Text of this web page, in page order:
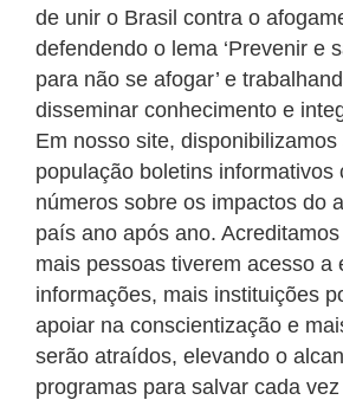
de unir o Brasil contra o
defendendo o lema ‘Prevenir e
para não se afogar’ e
disseminar conhecimento e
Em nosso site, disponibilizamos
população boletins informativos
números sobre os impactos do
país ano após ano.
mais pessoas tiverem acesso a
informações, mais instituições
apoiar na conscientização e
serão atraídos, elevando o
programas para salvar cada